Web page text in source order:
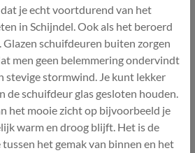
je echt voortdurend van het
in Schijndel. Ook als het beroerd
Glazen schuifdeuren buiten zorgen
men geen belemmering ondervindt
stevige stormwind. Je kunt lekker
de schuifdeur glas gesloten houden.
het mooie zicht op bijvoorbeeld je
warm en droog blijft. Het is de
het gemak van binnen en het